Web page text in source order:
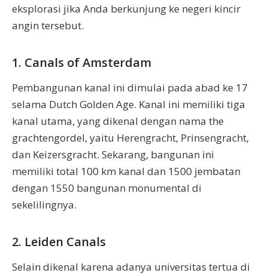
eksplorasi jika Anda berkunjung ke negeri kincir
angin tersebut.
1. Canals of Amsterdam
Pembangunan kanal ini dimulai pada abad ke 17
selama Dutch Golden Age. Kanal ini memiliki tiga
kanal utama, yang dikenal dengan nama the
grachtengordel, yaitu Herengracht, Prinsengracht,
dan Keizersgracht. Sekarang, bangunan ini
memiliki total 100 km kanal dan 1500 jembatan
dengan 1550 bangunan monumental di
sekelilingnya.
2. Leiden Canals
Selain dikenal karena adanya universitas tertua di